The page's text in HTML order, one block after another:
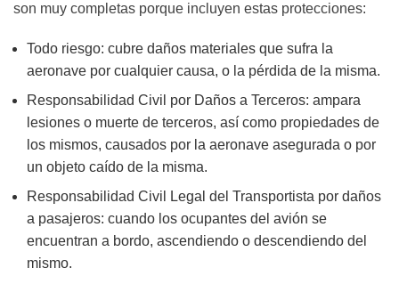
son muy completas porque incluyen estas protecciones:
Todo riesgo: cubre daños materiales que sufra la
aeronave por cualquier causa, o la pérdida de la misma.
Responsabilidad Civil por Daños a Terceros: ampara
lesiones o muerte de terceros, así como propiedades de
los mismos, causados por la aeronave asegurada o por
un objeto caído de la misma.
Responsabilidad Civil Legal del Transportista por daños
a pasajeros: cuando los ocupantes del avión se
encuentran a bordo, ascendiendo o descendiendo del
mismo.